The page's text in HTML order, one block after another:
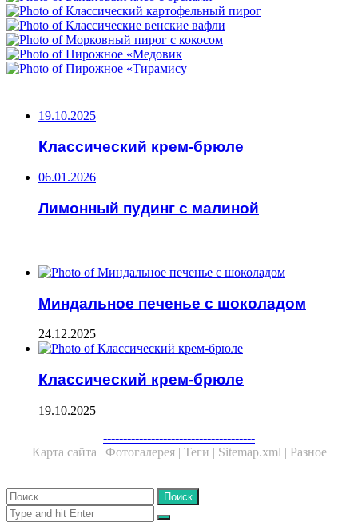
19.10.2025
Классический крем-брюле
06.01.2026
Лимонный пудинг с малиной
Миндальное печенье с шоколадом
24.12.2025
Классический крем-брюле
19.10.2025
--------------------------------------
Карта сайта | Фотогалерея | Теги | Sitemap.xml | Разное
Close
Найти:
Close
Search